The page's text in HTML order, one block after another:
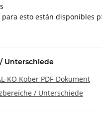
esto están disponibles
Unterschiede
KO Kober PDF-Dokument
/ Unterschiede